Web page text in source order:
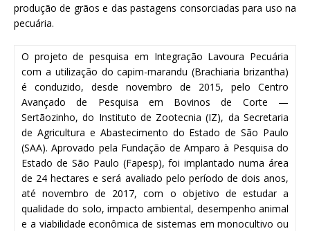
produção de grãos e das pastagens consorciadas para uso na
pecuária.
O projeto de pesquisa em Integração Lavoura Pecuária
com a utilização do capim-marandu (Brachiaria brizantha)
é conduzido, desde novembro de 2015, pelo Centro
Avançado de Pesquisa em Bovinos de Corte —
Sertãozinho, do Instituto de Zootecnia (IZ), da Secretaria
de Agricultura e Abastecimento do Estado de São Paulo
(SAA). Aprovado pela Fundação de Amparo à Pesquisa do
Estado de São Paulo (Fapesp), foi implantado numa área
de 24 hectares e será avaliado pelo período de dois anos,
até novembro de 2017, com o objetivo de estudar a
qualidade do solo, impacto ambiental, desempenho animal
e a viabilidade econômica de sistemas em monocultivo ou